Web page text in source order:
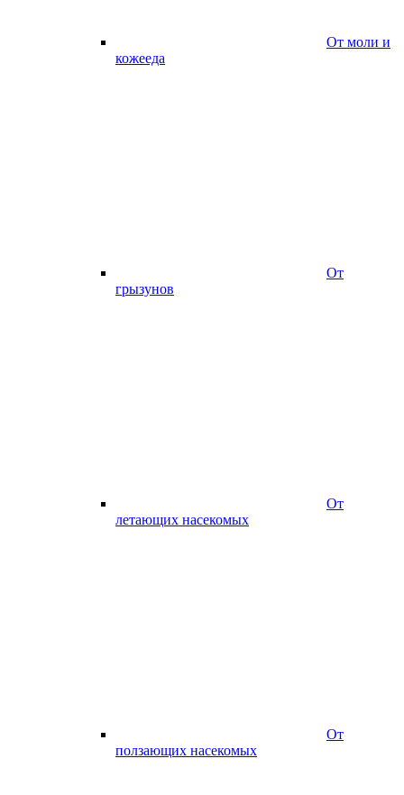
От моли и
кожееда
От
грызунов
От
летающих насекомых
От
ползающих насекомых